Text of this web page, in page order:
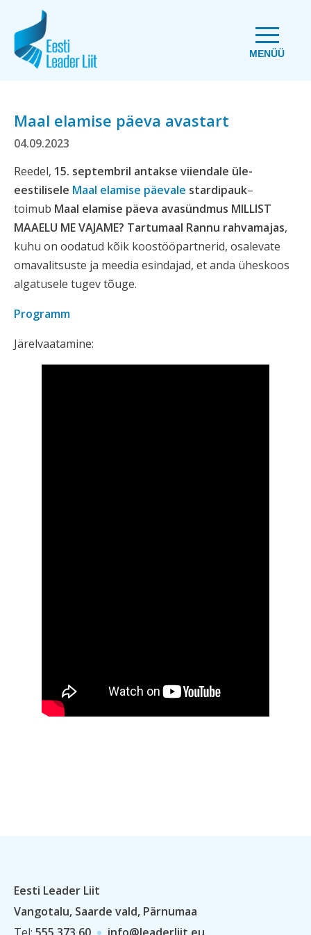
MENÜÜ
Maal elamise päeva avastart
04.09.2023
Reedel, 15. septembril antakse viiendale üle-
eestilisele Maal elamise päevale stardipauk–
toimub Maal elamise päeva avasündmus MILLIST
MAAELU ME VAJAME? Tartumaal Rannu rahvamajas,
kuhu on oodatud kõik koostööpartnerid, osalevate
omavalitsuste ja meedia esindajad, et anda üheskoos
algatusele tugev tõuge.
Programm
Järelvaatamine:
Eesti Leader Liit
Vangotalu, Saarde vald, Pärnumaa